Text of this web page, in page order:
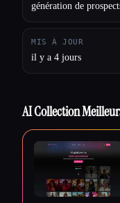
Esc
génération de
MIS À JOUR
il y a 4 jours
AI Collection